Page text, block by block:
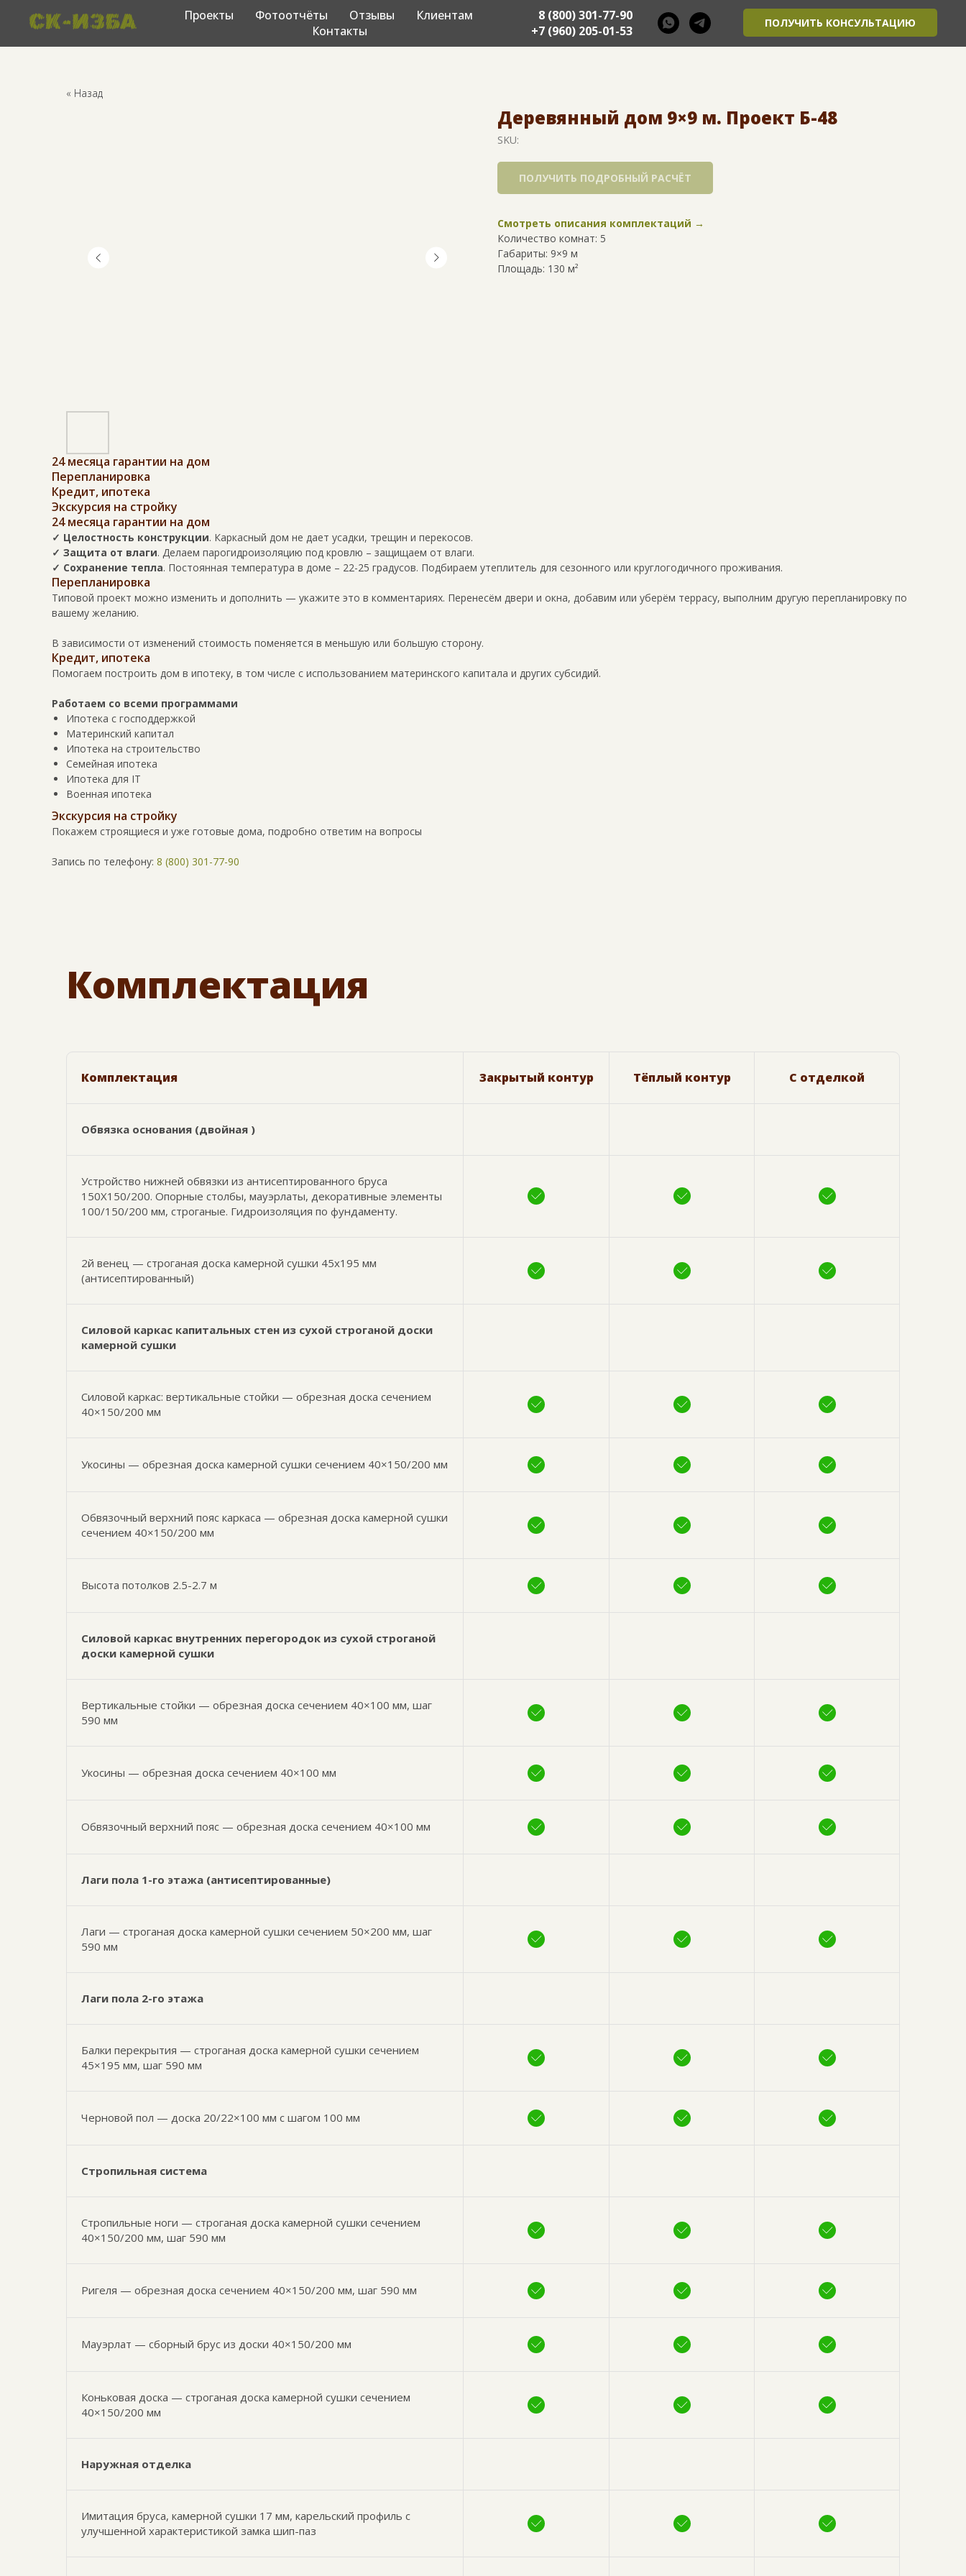
Проекты Фотоотчёты Отзывы
Клиентам
Контакты
8 (800) 301-77-90
+7 (960) 205-01-53
ПОЛУЧИТЬ КОНСУЛЬТАЦИЮ
« Назад
Деревянный дом 9×9 м. Проект Б-48
SKU:
ПОЛУЧИТЬ ПОДРОБНЫЙ РАСЧЁТ
Смотреть описания комплектаций →
Количество комнат: 5
Габариты: 9×9 м
Площадь: 130 м²
24 месяца гарантии на дом
Перепланировка
Кредит, ипотека
Экскурсия на стройку
24 месяца гарантии на дом
✓ Целостность конструкции. Каркасный дом не дает усадки, трещин и перекосов.
✓ Защита от влаги. Делаем парогидроизоляцию под кровлю – защищаем от влаги.
✓ Сохранение тепла. Постоянная температура в доме – 22-25 градусов. Подбираем утеплитель для сезонного или круглогодичного проживания.
Перепланировка
Типовой проект можно изменить и дополнить — укажите это в комментариях. Перенесём двери и окна, добавим или уберём террасу, выполним другую перепланировку по
вашему желанию.
В зависимости от изменений стоимость поменяется в меньшую или большую сторону.
Кредит, ипотека
Помогаем построить дом в ипотеку, в том числе с использованием материнского капитала и других субсидий.
Работаем со всеми программами
Ипотека с господдержкой
Материнский капитал
Ипотека на строительство
Семейная ипотека
Ипотека для IT
Военная ипотека
Экскурсия на стройку
Покажем строящиеся и уже готовые дома, подробно ответим на вопросы
Запись по телефону: 8 (800) 301-77-90
Комплектация
Комплектация Закрытый контур Тёплый контур С отделкой
Обвязка основания (двойная )
Устройство нижней обвязки из антисептированного бруса
150Х150/200. Опорные столбы, мауэрлаты, декоративные элементы
100/150/200 мм, строганые. Гидроизоляция по фундаменту.
2й венец — строганая доска камерной сушки 45х195 мм
(антисептированный)
Силовой каркас капитальных стен из сухой строганой доски
камерной сушки
Силовой каркас: вертикальные стойки — обрезная доска сечением
40×150/200 мм
Укосины — обрезная доска камерной сушки сечением 40×150/200 мм
Обвязочный верхний пояс каркаса — обрезная доска камерной сушки
сечением 40×150/200 мм
Высота потолков 2.5-2.7 м
Силовой каркас внутренних перегородок из сухой строганой
доски камерной сушки
Вертикальные стойки — обрезная доска сечением 40×100 мм, шаг
590 мм
Укосины — обрезная доска сечением 40×100 мм
Обвязочный верхний пояс — обрезная доска сечением 40×100 мм
Лаги пола 1-го этажа (антисептированные)
Лаги — строганая доска камерной сушки сечением 50×200 мм, шаг
590 мм
Лаги пола 2-го этажа
Балки перекрытия — строганая доска камерной сушки сечением
45×195 мм, шаг 590 мм
Черновой пол — доска 20/22×100 мм с шагом 100 мм
Стропильная система
Стропильные ноги — строганая доска камерной сушки сечением
40×150/200 мм, шаг 590 мм
Ригеля — обрезная доска сечением 40×150/200 мм, шаг 590 мм
Мауэрлат — сборный брус из доски 40×150/200 мм
Коньковая доска — строганая доска камерной сушки сечением
40×150/200 мм
Наружная отделка
Имитация бруса, камерной сушки 17 мм, карельский профиль с
улучшенной характеристикой замка шип-паз